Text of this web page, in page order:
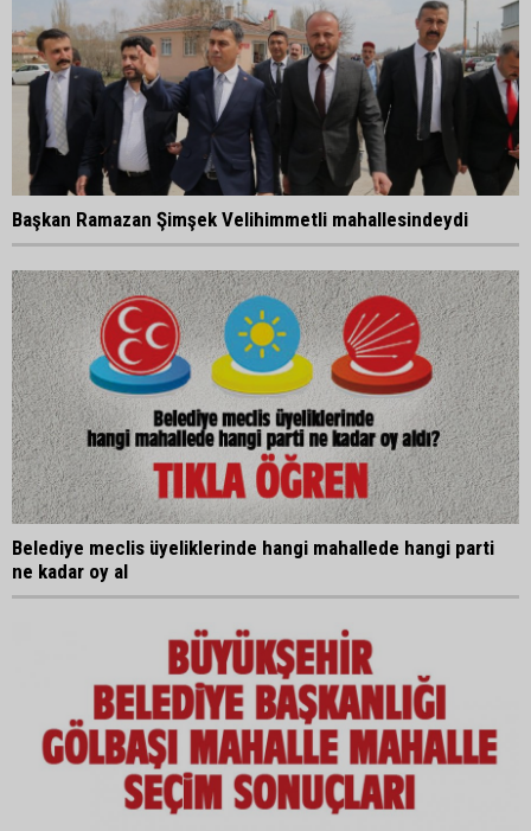
Başkan Ramazan Şimşek Velihimmetli mahallesindeydi
Belediye meclis üyeliklerinde hangi mahallede hangi parti
ne kadar oy al